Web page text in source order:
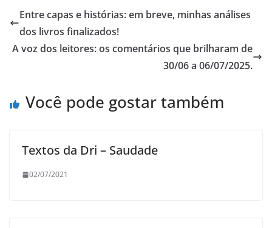
Entre capas e histórias: em breve, minhas análises
dos livros finalizados!
A voz dos leitores: os comentários que brilharam de
30/06 a 06/07/2025.
Você pode gostar também
Textos da Dri – Saudade
02/07/2021